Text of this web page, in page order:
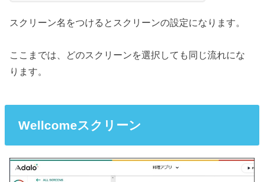
スクリーン名をつけるとスクリーンの設定になります。
ここまでは、どのスクリーンを選択しても同じ流れにな
ります。
Wellcomeスクリーン